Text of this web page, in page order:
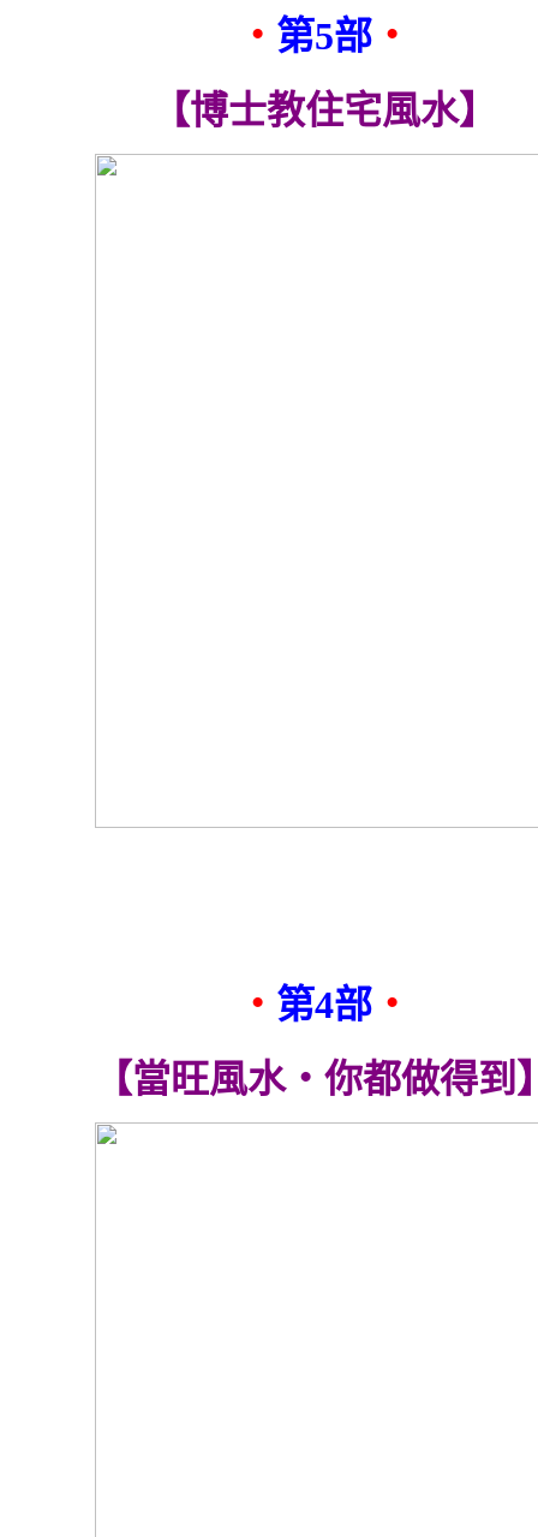
‧ 第5部‧
【博士教住宅風水】
‧ 第4部‧
【當旺風水‧你都做得到